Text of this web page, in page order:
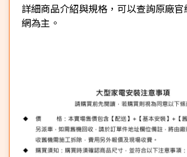
詳細商品介紹與規格，可以查詢原廠
網為主。